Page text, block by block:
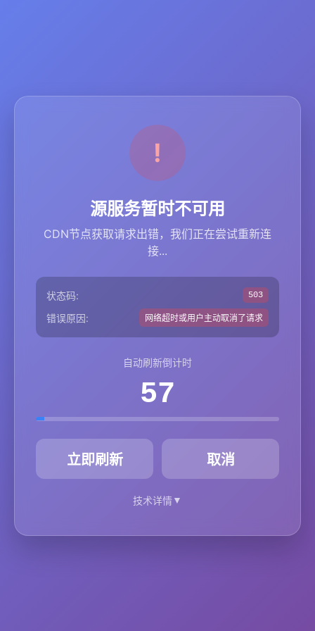
源服务暂时不可用
CDN节点获取请求出错，我们正在尝试重新连
接...
状态码: 503
错误原因: 网络超时或用户主动取消了请求
自动刷新倒计时
57
立即刷新 取消
技术详情▼